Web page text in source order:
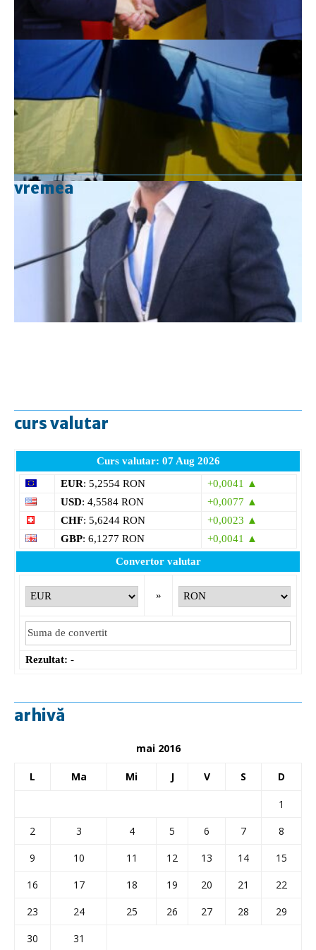
vremea
curs valutar
Curs valutar: 07 Aug 2026
EUR: 5,2554 RON
+0,0041 ▲
USD: 4,5584 RON
+0,0077 ▲
CHF: 5,6244 RON
+0,0023 ▲
GBP: 6,1277 RON
+0,0041 ▲
Convertor valutar
»
Rezultat: -
arhivă
mai 2016
L Ma Mi J V S D
1
2
3 4 5 6 7
8
9
10 11 12 13 14
15
16
17 18 19 20 21
22
23
24 25 26 27 28
29
30
31